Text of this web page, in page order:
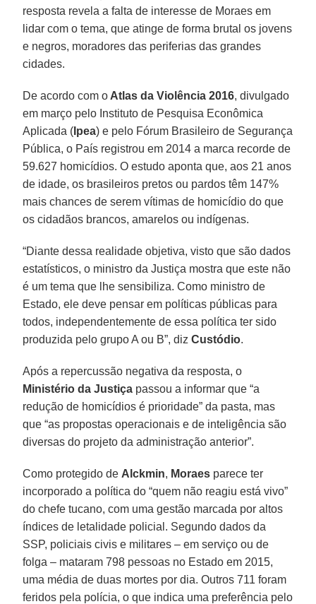
resposta revela a falta de interesse de Moraes em
lidar com o tema, que atinge de forma brutal os jovens
e negros, moradores das periferias das grandes
cidades.
De acordo com o Atlas da Violência 2016, divulgado
em março pelo Instituto de Pesquisa Econômica
Aplicada ( Ipea) e pelo Fórum Brasileiro de Segurança
Pública, o País registrou em 2014 a marca recorde de
59.627 homicídios. O estudo aponta que, aos 21 anos
de idade, os brasileiros pretos ou pardos têm 147%
mais chances de serem vítimas de homicídio do que
os cidadãos brancos, amarelos ou indígenas.
“Diante dessa realidade objetiva, visto que são dados
estatísticos, o ministro da Justiça mostra que este não
é um tema que lhe sensibiliza. Como ministro de
Estado, ele deve pensar em políticas públicas para
todos, independentemente de essa política ter sido
produzida pelo grupo A ou B”, dizCustódio.
Após a repercussão negativa da resposta, o
Ministério da Justiça passou a informar que “a
redução de homicídios é prioridade” da pasta, mas
que “as propostas operacionais e de inteligência são
diversas do projeto da administração anterior”.
Como protegido de Alckmin, Moraes parece ter
incorporado a política do “quem não reagiu está vivo”
do chefe tucano, com uma gestão marcada por altos
índices de letalidade policial. Segundo dados da
SSP, policiais civis e militares – em serviço ou de
folga – mataram 798 pessoas no Estado em 2015,
uma média de duas mortes por dia. Outros 711 foram
feridos pela polícia, o que indica uma preferência pelo